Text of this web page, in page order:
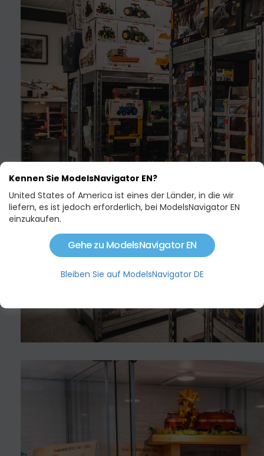
Kennen Sie ModelsNavigator EN?
United States of America ist eines der Länder, in die wir
liefern, es ist jedoch erforderlich, bei ModelsNavigator EN
einzukaufen.
Gehe zu ModelsNavigator EN
Bleiben Sie auf ModelsNavigator DE